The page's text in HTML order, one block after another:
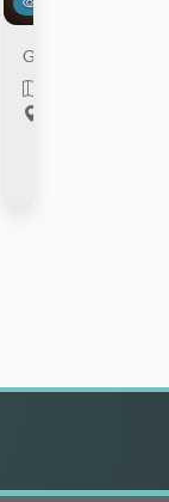
Gergő Büfé